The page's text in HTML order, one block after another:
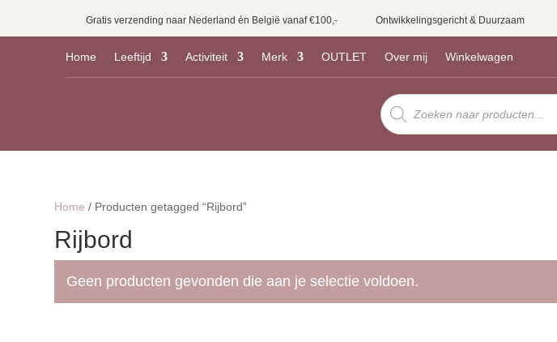
Gratis verzending naar Nederland én België vanaf €100,- Ontwikkelingsgericht & Duurzaam
Home Leeftijd Activiteit Merk OUTLET Over mij Winkelwagen
Producten
zoeken
Home / Producten getagged “Rijbord”
Rijbord
Geen producten gevonden die aan je selectie voldoen.